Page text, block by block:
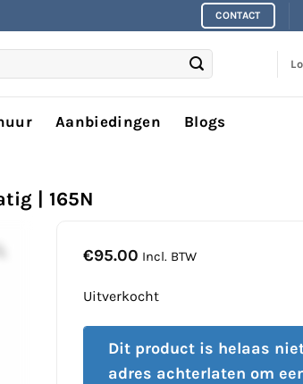
CONTACT
Aanbiedingen Blogs
| 165N
€95.00 Incl. BTW
Uitverkocht
Dit product is helaas
adres achterlaten om